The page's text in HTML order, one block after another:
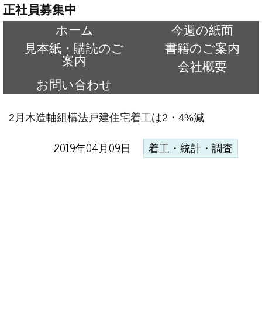
正社員募集中
ホーム
今週の紙面
見本紙・購読のご
案内
書籍のご案内
会社概要
お問い合わせ
2月木造軸組構法戸建住宅着工は2・4%減
2019年04月09日 着工・統計・調査